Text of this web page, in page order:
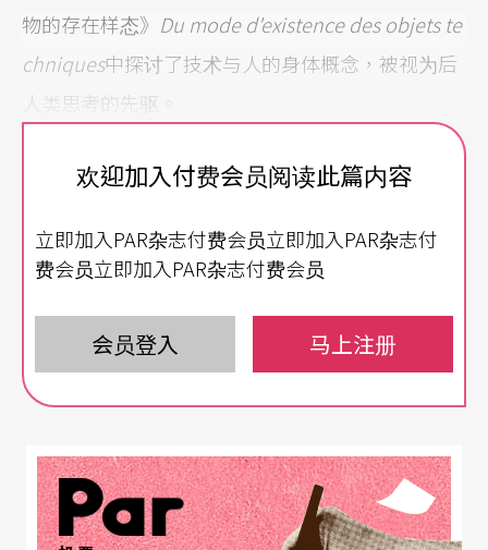
物的存在样态》 Du mode d'existence des objets te
chniques中探讨了技术与人的身体概念，被视为后
人类思考的先驱。
西蒙东认为，必须从操作与运作过程来了解机器为
因为人一旦开始使用机器，身体就会成为机器运作
过程的一部分，也就是说，机器成为自然的一部
分，比如说智慧型手机与身体接触的概念，是多种
技术概念的整合，若将此概念推论到人类在演化史
中如何使用不同的技术，则或许从新石器时代开始
将旧的技术互相拼装（assamble）形成新的技术，
也暗示了技术元素将自己整合到一个「技术个体」
欢迎加入付费会员阅读此篇内容
立即加入PAR杂志付费会员立即加入PAR杂志付
费会员立即加入PAR杂志付费会员
会员登入 马上注册